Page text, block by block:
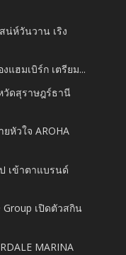
น่ห์วันวาน เริง
แฮมเบิร์ก เตรียม...
วัดสุราษฎร์ธานี
หัวใจ AROHA
ป เข้าตาแบรนด์
Group เปิดตัวสกิน
MARINA